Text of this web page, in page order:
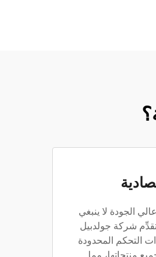
الجودة لا ينبغي
شركة جولدبيل
التحكم المحدودة